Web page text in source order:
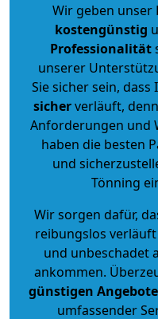
Wir geben unser
kostengünstig
Professionalität
unserer
Sie sicher sein, dass
sicherverläuft,
Anforderungen und
haben die besten
und
Tönning
Wir sorgen dafür,
reibungslos
und unbeschadet
ankommen.
günstigen
umfassender